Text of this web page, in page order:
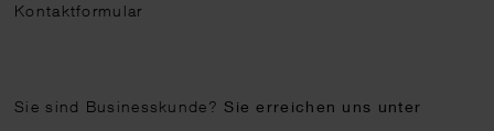
Kontaktformular
Sie sind Businesskunde?Sie erreichen uns unter